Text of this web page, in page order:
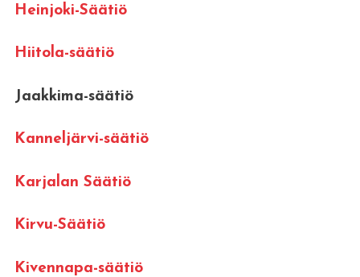
Heinjoki-Säätiö
Hiitola-säätiö
Jaakkima-säätiö
Kanneljärvi-säätiö
Karjalan Säätiö
Kirvu-Säätiö
Kivennapa-säätiö